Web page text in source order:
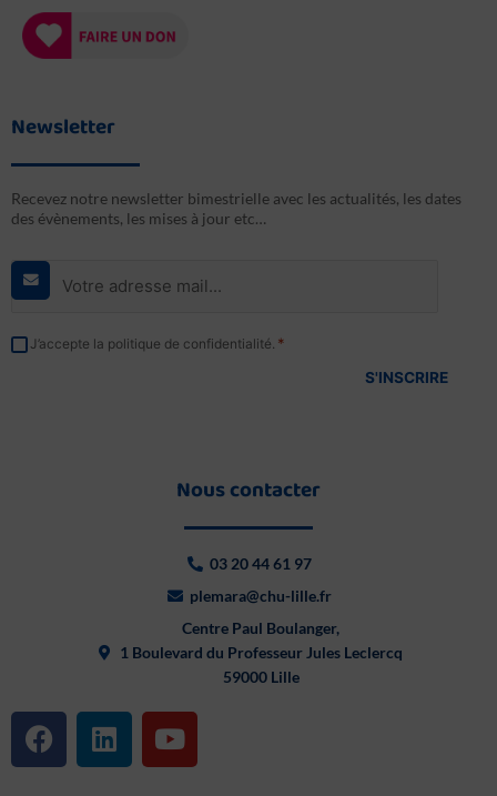
Newsletter
Recevez notre newsletter bimestrielle avec les actualités, les dates
des évènements, les mises à jour etc…
E-
mail
RGPD
J’accepte la politique de confidentialité. *
Nous contacter
03 20 44 61 97
plemara@chu-lille.fr
Centre Paul Boulanger,
1 Boulevard du Professeur Jules Leclercq
59000 Lille
F
a
L
i
Y
o